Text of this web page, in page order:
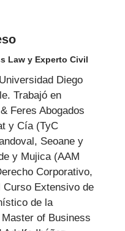
Law y Experto Civil
Diego
Trabajó en
Feres Abogados
y Cía (TyC
Seoane y
y Mujica (AAM
Corporativo,
Extensivo de
de la
of Business